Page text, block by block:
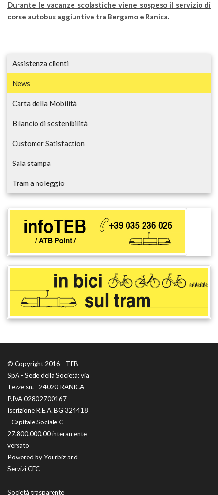
Durante le vacanze scolastiche viene sospeso il servizio di
corse autobus aggiuntive tra Bergamo e Ranica.
Assistenza clienti
News
Carta della Mobilità
Bilancio di sostenibilità
Customer Satisfaction
Sala stampa
Tram a noleggio
© Copyright 2016 - TEB
SpA - Sede della Società: via
Tezze sn. - 24020 RANICA -
P.IVA 02802700167
Iscrizione R.E.A. BG 324418
- Capitale Sociale €
27.800.000,00 interamente
versato
Powered byYourbizand
Servizi CEC
Società trasparente